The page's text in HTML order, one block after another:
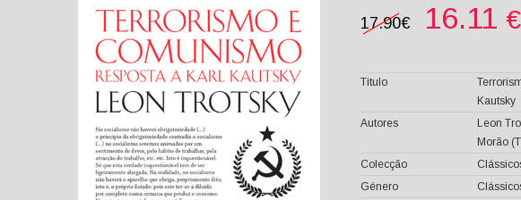
17.90€ 16.11 €
Titulo
Kautsky
Autores
Leon
Morão
Colecção
Género